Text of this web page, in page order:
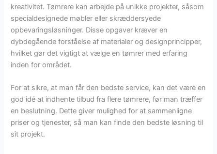
kreativitet. Tømrere kan arbejde på unikke projekter, såsom
specialdesignede møbler eller skræddersyede
opbevaringsløsninger. Disse opgaver kræver en
dybdegående forståelse af materialer og designprincipper,
hvilket gør det vigtigt at vælge en tømrer med erfaring
inden for området.
For at sikre, at man får den bedste service, kan det være en
god idé at indhente tilbud fra flere tømrere, før man træffer
en beslutning. Dette giver mulighed for at sammenligne
priser og tjenester, så man kan finde den bedste løsning til
sit projekt.